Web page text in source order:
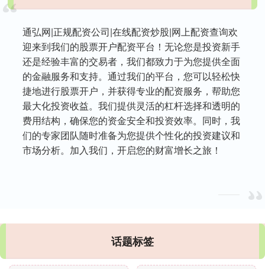
通弘网|正规配资公司|在线配资炒股|网上配资查询欢
迎来到我们的股票开户配资平台！无论您是投资新手
还是经验丰富的交易者，我们都致力于为您提供全面
的金融服务和支持。通过我们的平台，您可以轻松快
捷地进行股票开户，并获得专业的配资服务，帮助您
最大化投资收益。我们提供灵活的杠杆选择和透明的
费用结构，确保您的资金安全和投资效率。同时，我
们的专家团队随时准备为您提供个性化的投资建议和
市场分析。加入我们，开启您的财富增长之旅！
话题标签